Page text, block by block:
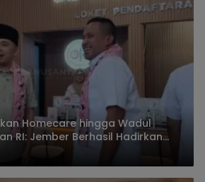
Homecare hingga Wadul
RI: Jember Berhasil Hadirkan